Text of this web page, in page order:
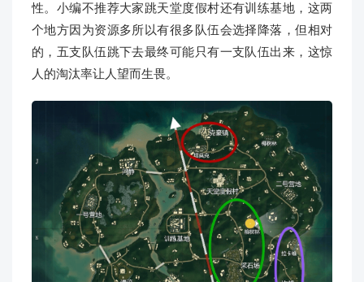
性。小编不推荐大家跳天堂度假村还有训练基地，这两
个地方因为资源多所以有很多队伍会选择降落，但相对
的，五支队伍跳下去最终可能只有一支队伍出来，这惊
人的淘汰率让人望而生畏。